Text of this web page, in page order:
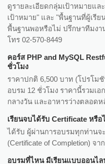
ดูรายละเอียดกลุ่มเป้าหมายแ
เป้าหมาย" และ "พื้นฐานที่ผู้เรี
พื้นฐานพอหรือไม่ ปรึกษาทีมงา
โทร 02-570-8449
คอร์ส PHP and MySQL
ชั่วโมง
ราคาปกติ 6,500 บาท (โปรโม
อบรม 12 ชั่วโมง ราคานี้รวมเ
กลางวัน และอาหารว่างตลอด
เรียนจบได้รับ Certificate หรือ
ได้รับ ผู้ผ่านการอบรมทุกท่านจ
(Certificate of Completion) จ
อบรมที่ไหน มีเรียนแบบออนไ